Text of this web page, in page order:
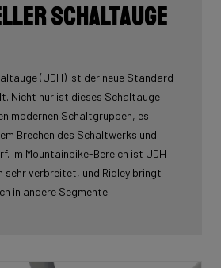
Schaltauge
(UDH) ist der neue Standard
Nicht nur ist dieses Schaltauge
modernen Schaltgruppen, es
Brechen des Schaltwerks und
Im Mountainbike-Bereich ist UDH
sehr verbreitet, und Ridley bringt
in andere Segmente.